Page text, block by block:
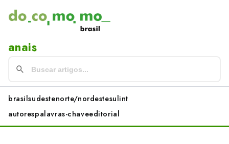
anais
brasilsudestenorte/nordestesulint
autorespalavras-chaveeditorial